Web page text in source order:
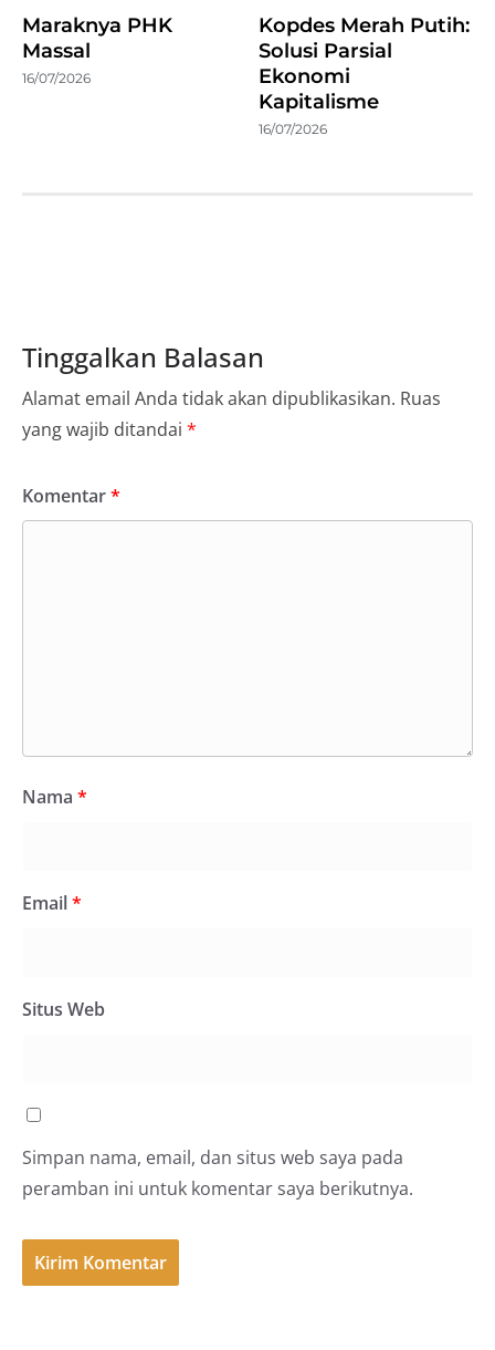
Maraknya PHK
Massal
16/07/2026
Kopdes Merah Putih:
Solusi Parsial
Ekonomi
Kapitalisme
16/07/2026
Tinggalkan Balasan
Alamat email Anda tidak akan dipublikasikan. Ruas
yang wajib ditandai *
Komentar*
Nama *
Email*
Situs Web
Simpan nama, email, dan situs web saya pada
peramban ini untuk komentar saya berikutnya.